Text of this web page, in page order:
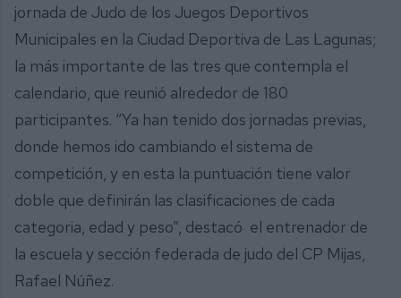
jornada de Judo de los Juegos Deportivos
Municipales en la Ciudad Deportiva de Las Lagunas;
la más importante de las tres que contempla el
calendario, que reunió alrededor de 180
participantes. “Ya han tenido dos jornadas previas,
donde hemos ido cambiando el sistema de
competición, y en esta la puntuación tiene valor
doble que definirán las clasificaciones de cada
categoria, edad y peso”, destacó el entrenador de
la escuela y sección federada de judo del CP Mijas,
Rafael Núñez.